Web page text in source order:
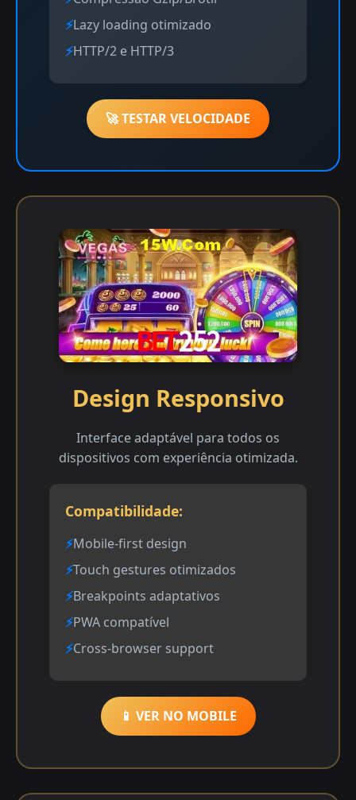
Lazy loading otimizado
HTTP/2 e HTTP/3
🚀 TESTAR VELOCIDADE
Design Responsivo
Interface adaptável para todos os
dispositivos com experiência otimizada.
Compatibilidade:
Mobile-first design
Touch gestures otimizados
Breakpoints adaptativos
PWA compatível
Cross-browser support
📱 VER NO MOBILE